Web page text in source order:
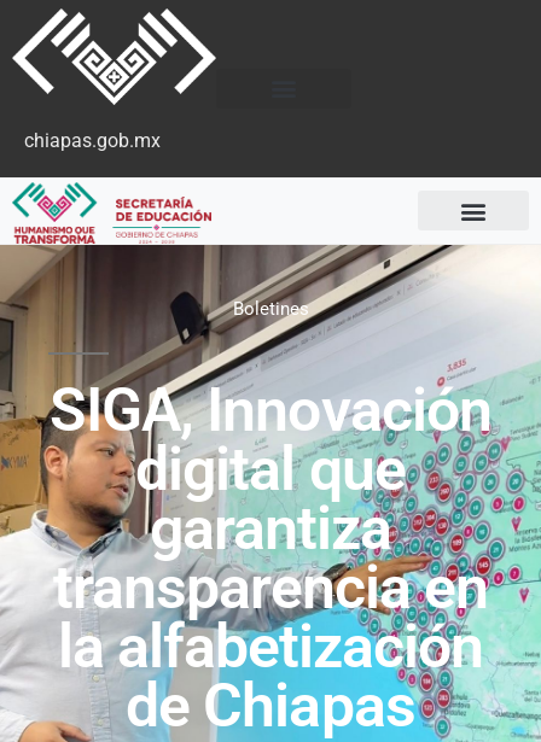
chiapas.gob.mx
Boletines
SIGA, Innovación
digital que
garantiza
transparencia en
la alfabetización
de Chiapas